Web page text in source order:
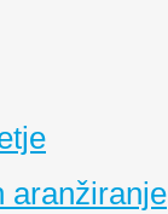
aranžiranje